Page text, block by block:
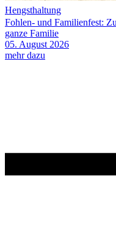
Hengsthaltung
Fohlen- und Familienfest:
ganze Familie
05. August 2026
mehr dazu